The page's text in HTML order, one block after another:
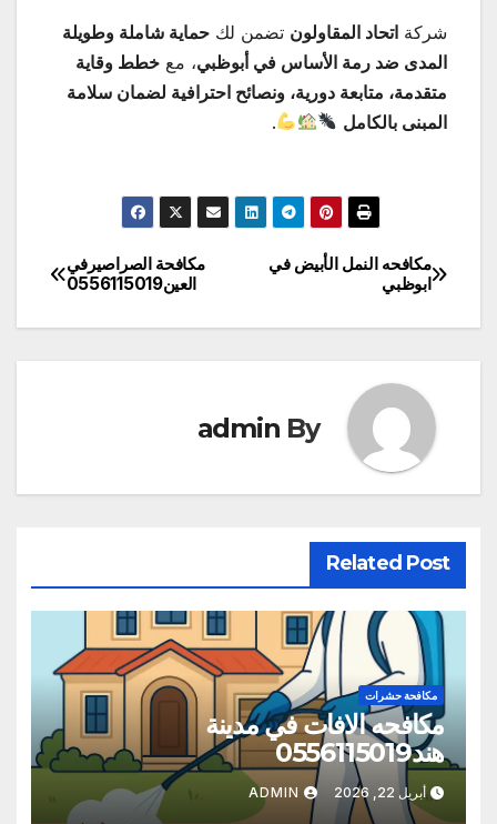
شركة اتحاد المقاولون تضمن لك حماية شاملة وطويلة
المدى ضد رمة الأساس في أبوظبي، مع خطط وقاية
متقدمة، متابعة دورية، ونصائح احترافية لضمان سلامة
المبنى بالكامل
.
تصفّح
المقالات
مكافحة الصراصيرفي
العين0556115019
مكافحه النمل الأبيض في
ابوظبي
By
admin
Related Post
مكافحة حشرات
مكافحه الافات في مدينة
هند0556115019
أبريل 22, 2026 ADMIN